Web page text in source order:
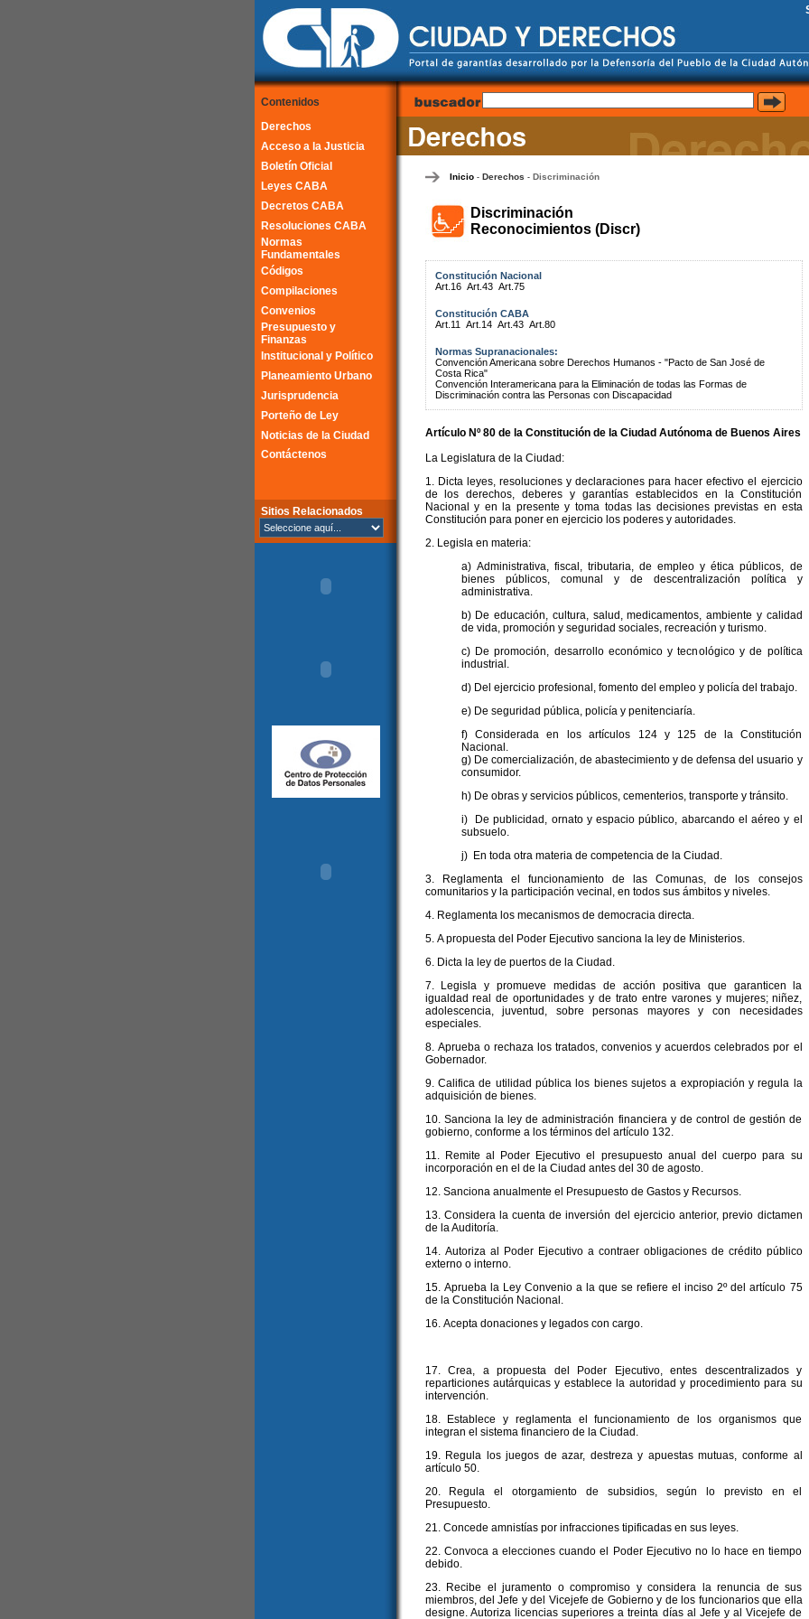
Contenidos
Derechos
Acceso a la Justicia
Boletín Oficial
Leyes CABA
Decretos CABA
Resoluciones CABA
Normas
Fundamentales
Códigos
Compilaciones
Convenios
Presupuesto y
Finanzas
Institucional y Político
Planeamiento Urbano
Jurisprudencia
Porteño de Ley
Noticias de la Ciudad
Contáctenos
Sitios Relacionados
Inicio- Derechos - Discriminación
Discriminación
Reconocimientos (Discr)
Constitución Nacional
Art.16 Art.43 Art.75
Constitución CABA
Art.11
Art.14 Art.43 Art.80
Normas Supranacionales:
Convención Americana sobre Derechos Humanos - "Pacto de San José de
Costa Rica"
Convención Interamericana para la Eliminación de todas las Formas de
Discriminación contra las Personas con Discapacidad
Artículo Nº 80 de la Constituciónde la Ciudad Autónoma de Buenos Aires
La Legislatura de la Ciudad:
1. Dicta leyes, resoluciones y declaraciones para hacer efectivo el ejercicio
de los derechos, deberes y garantías establecidos en la Constitución
Nacional y en la presente y toma todas las decisiones previstas en esta
Constitución para poner en ejercicio los poderes y autoridades.
2. Legisla en materia:
a) Administrativa, fiscal, tributaria, de empleo y ética públicos, de
bienes públicos, comunal y de descentralización política y
administrativa.
b) De educación, cultura, salud, medicamentos, ambiente y calidad
de vida, promoción y seguridad sociales, recreación y turismo.
c) De promoción, desarrollo económico y tecnológico y de política
industrial.
d) Del ejercicio profesional, fomento del empleo y policía del trabajo.
e) De seguridad pública, policía y penitenciaría.
f) Considerada en los artículos 124 y 125 de la Constitución
Nacional.
g) De comercialización, de abastecimiento y de defensa del usuario y
consumidor.
h) De obras y servicios públicos, cementerios, transporte y tránsito.
i) De publicidad, ornato y espacio público, abarcando el aéreo y el
subsuelo.
j) En toda otra materia de competencia de la Ciudad.
3. Reglamenta el funcionamiento de las Comunas, de los consejos
comunitarios y la participación vecinal, en todos sus ámbitos y niveles.
4. Reglamenta los mecanismos de democracia directa.
5. A propuesta del Poder Ejecutivo sanciona la ley de Ministerios.
6. Dicta la ley de puertos de la Ciudad.
7. Legisla y promueve medidas de acción positiva que garanticen la
igualdad real de oportunidades y de trato entre varones y mujeres; niñez,
adolescencia, juventud, sobre personas mayores y con necesidades
especiales.
8. Aprueba o rechaza los tratados, convenios y acuerdos celebrados por el
Gobernador.
9. Califica de utilidad pública los bienes sujetos a expropiación y regula la
adquisición de bienes.
10. Sanciona la ley de administración financiera y de control de gestión de
gobierno, conforme a los términos del artículo 132.
11. Remite al Poder Ejecutivo el presupuesto anual del cuerpo para su
incorporación en el de la Ciudad antes del 30 de agosto.
12. Sanciona anualmente el Presupuesto de Gastos y Recursos.
13. Considera la cuenta de inversión del ejercicio anterior, previo dictamen
de la Auditoría.
14. Autoriza al Poder Ejecutivo a contraer obligaciones de crédito público
externo o interno.
15. Aprueba la Ley Convenio a la que se refiere el inciso 2º del artículo 75
de la Constitución Nacional.
16. Acepta donaciones y legados con cargo.
17. Crea, a propuesta del Poder Ejecutivo, entes descentralizados y
reparticiones autárquicas y establece la autoridad y procedimiento para su
intervención.
18. Establece y reglamenta el funcionamiento de los organismos que
integran el sistema financiero de la Ciudad.
19. Regula los juegos de azar, destreza y apuestas mutuas, conforme al
artículo 50.
20. Regula el otorgamiento de subsidios, según lo previsto en el
Presupuesto.
21. Concede amnistías por infracciones tipificadas en sus leyes.
22. Convoca a elecciones cuando el Poder Ejecutivo no lo hace en tiempo
debido.
23. Recibe el juramento o compromiso y considera la renuncia de sus
miembros, del Jefe y del Vicejefe de Gobierno y de los funcionarios que ella
designe. Autoriza licencias superiores a treinta días al Jefe y al Vicejefe de